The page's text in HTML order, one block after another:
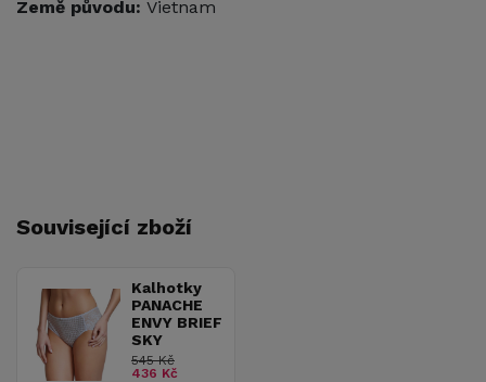
Země původu: Vietnam
Související zboží
Kalhotky
PANACHE
ENVY BRIEF
SKY
545 Kč
436 Kč